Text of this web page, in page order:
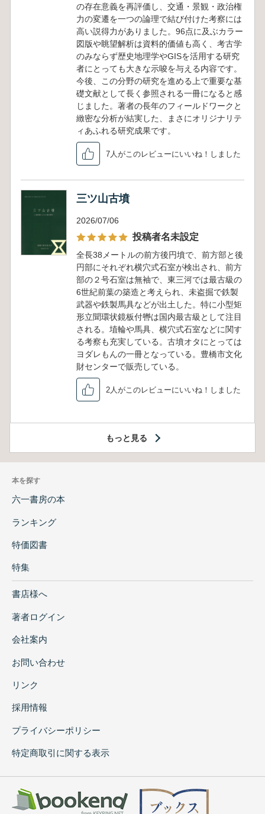
の存在意義を再評価し、交通・景観・政治権
力の変遷を一つの論理で結び付けた考察には
高い説得力がありました。96点に及ぶカラー
図版や眺望解析は資料的価値も高く、考古学
のみならず歴史地理学やGISを活用する研究
者にとっても大きな示唆を与える内容です。
今後、この分野の研究を進める上で重要な基
礎文献として長く参照される一冊になると感
じました。著者の長年のフィールドワークと
緻密な分析が結実した、まさにオリジナリテ
ィあふれる研究成果です。
7人がこのレビューにいいね！しました
三ツ山古墳
2026/07/06
投稿者名未設定
全長38メートルの前方後円墳で、前方部と後
円部にそれぞれ横穴式石室が検出され、前方
部の２号石室は無袖で、東三河では最古級の
6世紀前葉の築造と考えられ、未盗掘で鉄製
武器や鉄製馬具などが出土した。特に小型矩
形立聞環状鏡板付轡は国内最古級として注目
される。埴輪や馬具、横穴式石室などに関す
る考察も充実している。古墳オタにとっては
ヨダレもんの一冊となっている。豊橋市文化
財センターで販売している。
2人がこのレビューにいいね！しました
もっと見る
本を探す
六一書房の本
ランキング
特価図書
特集
書店様へ
著者ログイン
会社案内
お問い合わせ
リンク
採用情報
プライバシーポリシー
特定商取引に関する表示